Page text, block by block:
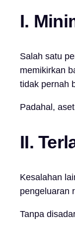
I.
Salah satu
memikirkan
tidak pernah
Padahal,
II.
Kesalahan
pengeluaran
Tanpa